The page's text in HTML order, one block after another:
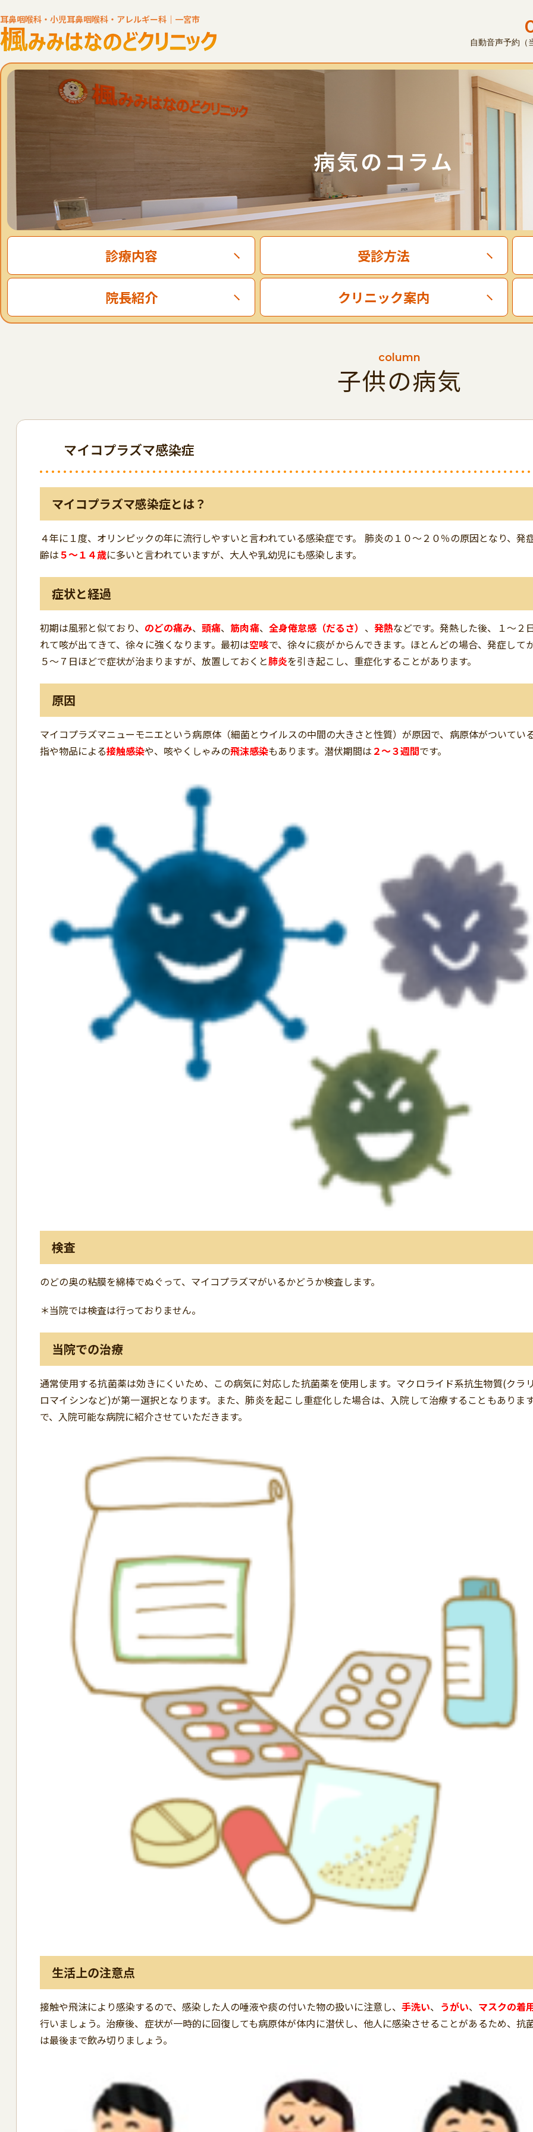
耳鼻咽喉科・小児耳鼻咽喉科・アレルギー科｜一宮市
自動音声予約
病気のコラム
診療内容 受診方法
院長紹介 クリニック案内
column
子供の病気
マイコプラズマ感染症
マイコプラズマ感染症とは？
４年に１度、オリンピックの年に流行しやすいと言われている感染症です。 肺炎の１０～２０％の原因となり、発
齢は５～１４歳に多いと言われていますが、大人や乳幼児にも感染します。
症状と経過
初期は風邪と似ており、 のどの痛み、頭痛、筋肉痛、 全身倦怠感（だるさ） 、 発熱などです。発熱した後、１～２
れて咳が出てきて、徐々に強くなります。最初は空咳で、徐々に痰がからんできます。ほとんどの場合、発症して
５～７日ほどで症状が治まりますが、放置しておくと肺炎を引き起こし、重症化することがあります。
原因
マイコプラズマニューモニエという病原体（細菌とウイルスの中間の大きさと性質）が原因で、病原体がついてい
指や物品による接触感染や、咳やくしゃみの飛沫感染もあります。潜伏期間は ２～３週間です。
検査
のどの奥の粘膜を綿棒でぬぐって、マイコプラズマがいるかどうか検査します。
＊当院では検査は行っておりません。
当院での治療
通常使用する抗菌薬は効きにくいため、この病気に対応した抗菌薬を使用します。マクロライド系抗生物質(クラ
ロマイシンなど)が第一選択となります。また、肺炎を起こし重症化した場合は、入院して治療することもありま
で、入院可能な病院に紹介させていただきます。
生活上の注意点
接触や飛沫により感染するので、感染した人の唾液や痰の付いた物の扱いに注意し、手洗い、 うがい、 マスクの着
行いましょう。治療後、症状が一時的に回復しても病原体が体内に潜伏し、他人に感染させることがあるため、抗
は最後まで飲み切りましょう。